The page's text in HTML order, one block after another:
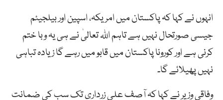
انہوں نے کہا کہ پاکستان میں امریکہ، اسپین اور بیلجیئم
جیسی صورتحال نہیں ہے تاہم اللہ تعالیٰ نے ہی یہ وبا ختم
کرنی ہے اور کورونا پاکستان میں قابو میں رہے گا زیادہ تباہی
نہیں پھیلائے گا۔
وفاقی وزیر نے کہا کہ آصف علی زرداری تک سب کی ضمانت